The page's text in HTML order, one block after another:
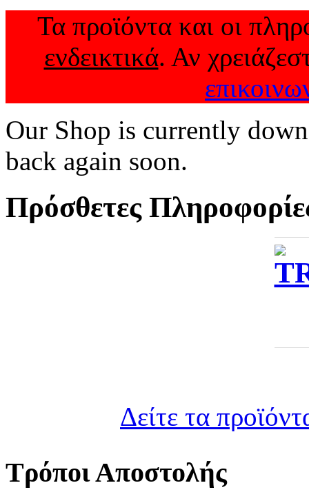
Τα προϊόντα και οι
ενδεικτικά. Αν
Our Shop is currently
back again soon.
Πρόσθετες
Δείτε τα
Τρόποι Αποστολής